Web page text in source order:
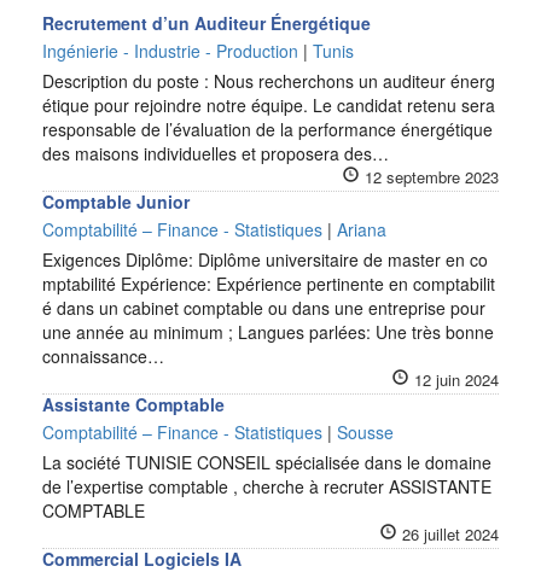
Recrutement d’un Auditeur Énergétique
Ingénierie - Industrie - Production | Tunis
Description du poste : Nous recherchons un auditeur énerg
étique pour rejoindre notre équipe. Le candidat retenu sera
responsable de l’évaluation de la performance énergétique
des maisons individuelles et proposera des…
12 septembre 2023
Comptable Junior
Comptabilité – Finance - Statistiques | Ariana
Exigences Diplôme: Diplôme universitaire de master en co
mptabilité Expérience: Expérience pertinente en comptabilit
é dans un cabinet comptable ou dans une entreprise pour
une année au minimum ; Langues parlées: Une très bonne
connaissance…
12 juin 2024
Assistante Comptable
Comptabilité – Finance - Statistiques | Sousse
La société TUNISIE CONSEIL spécialisée dans le domaine
de l’expertise comptable , cherche à recruter ASSISTANTE
COMPTABLE
26 juillet 2024
Commercial Logiciels IA